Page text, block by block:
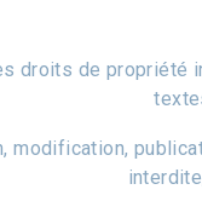
droits de
modification,